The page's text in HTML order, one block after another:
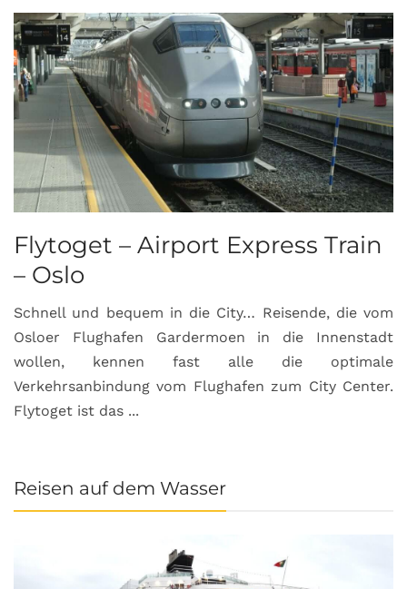
Flytoget – Airport Express Train
– Oslo
Schnell und bequem in die City… Reisende, die vom
Osloer Flughafen Gardermoen in die Innenstadt
wollen, kennen fast alle die optimale
Verkehrsanbindung vom Flughafen zum City Center.
Flytoget ist das ...
Reisen auf dem Wasser